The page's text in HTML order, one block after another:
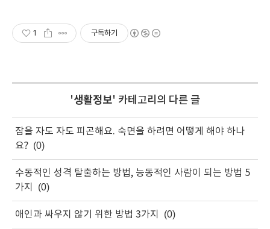
1 구독하기
'생활정보' 카테고리의 다른 글
잠을 자도 자도 피곤해요. 숙면을 하려면 어떻게 해야 하나
요? (0)
수동적인 성격 탈출하는 방법, 능동적인 사람이 되는 방법 5
가지
(0)
애인과 싸우지 않기 위한 방법 3가지 (0)